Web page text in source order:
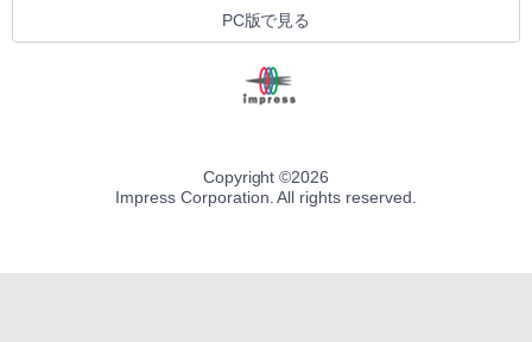
PC版で見る
Copyright ©2026
Impress Corporation. All rights reserved.